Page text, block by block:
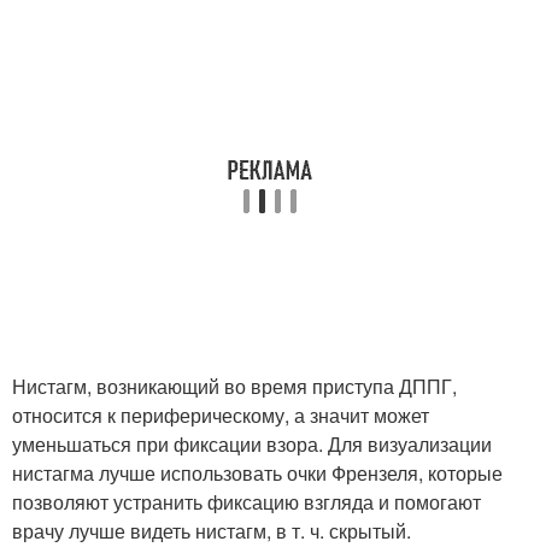
Нистагм, возникающий во время приступа ДППГ,
относится к периферическому, а значит может
уменьшаться при фиксации взора. Для визуализации
нистагма лучше использовать очки Френзеля, которые
позволяют устранить фиксацию взгляда и помогают
врачу лучше видеть нистагм, в т. ч. скрытый.